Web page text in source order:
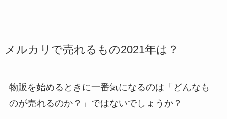
メルカリで売れるもの2021年は？
物販を始めるときに一番気になるのは「どんなも
のが売れるのか？」ではないでしょうか？